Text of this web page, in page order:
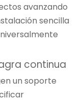
avanzando
sencilla
continua
un soporte